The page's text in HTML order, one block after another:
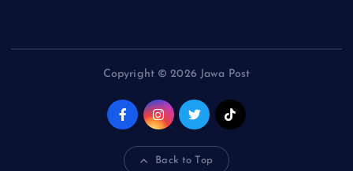
Copyright © 2026 Jawa Post
Back to Top